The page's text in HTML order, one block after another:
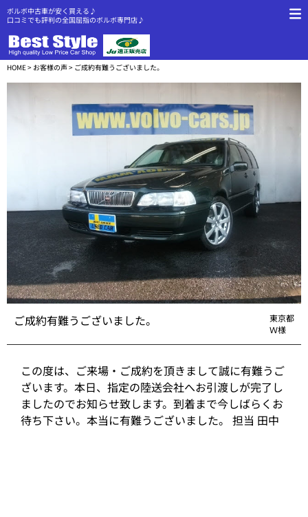
ボルボ中古車が安く買える♪
口コミでも評判の全国屈指のボルボ専門店♪
HOME> お客様の声> ご成約有難うございました。
ご成約有難うございました。
東京都
Ｗ様
この度は、ご来場・ご成約を頂きまして誠に有難うご
ざいます。本日、指定の陸送会社へお引渡しが完了し
ましたのでお知らせ致します。到着まで今しばらくお
待ち下さい。本当に有難うございました。 担当 田中